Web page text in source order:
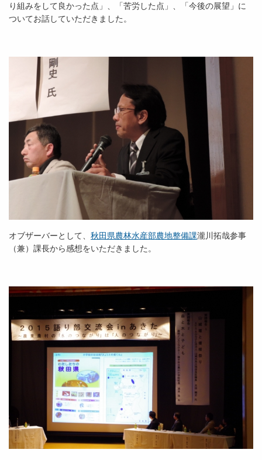
り組みをして良かった点」、「苦労した点」、「今後の展望」に
ついてお話していただきました。
オブザーバーとして、 秋田県農林水産部農地整備課瀧川拓哉参事
（兼）課長から感想をいただきました。